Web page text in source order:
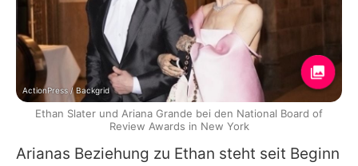
Arianas Beziehung zu Ethan steht seit Beginn
ActionPress / Backgrid
Ethan Slater und Ariana Grande bei den National Board of
Review Awards in New York